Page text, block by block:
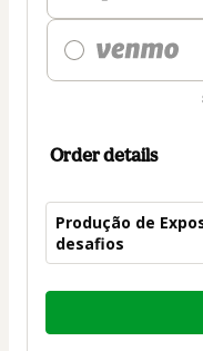
Order details
Produção de
desafios
Total